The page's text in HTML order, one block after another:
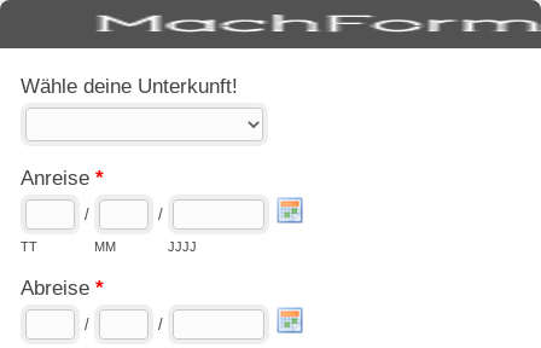
Wähle deine Unterkunft!
Anreise *
/
TT
/
MM JJJJ
Abreise *
/ /